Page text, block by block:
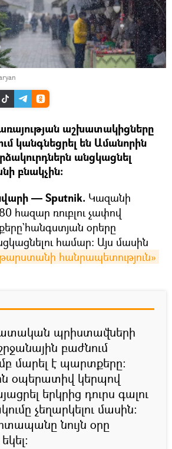
աշխատակիցները
կանգնեցրել են Ամանորին
անցկացնել
բնակչին։
— Sputnik. Կազանի
հազար ռուբլու չափով
օրերը
համար։ Այս մասին
հանրապետություն»
պրիստավների
բաժնում
մարել է պարտքերը։
օպերատիվ կերպով
երկրից դուրս գալու
չեղարկելու մասին։
նույն օրը